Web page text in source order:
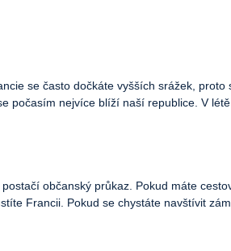
se často dočkáte vyšších srážek,
počasím nejvíce blíží naší republice. V
občanský průkaz. Pokud máte
Francii. Pokud se chystáte navštívit